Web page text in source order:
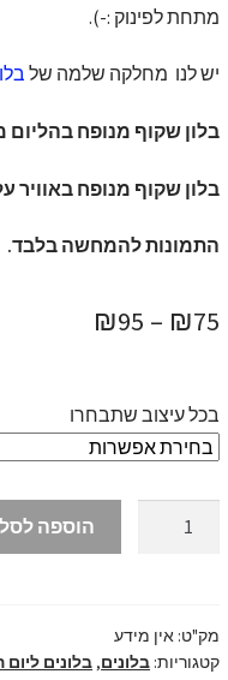
מתחת לפינוק :-).
יש לנו מחלקה שלמה של
בלון שקוף מנופח בהליום מחזיק 8
בלון שקוף מנופח באוויר
התמונות להמחשה בלבד.
₪75
–
₪95
עד
⁦₪95⁩
בכל עיצוב שתבחרו
עם
אורות
הוספה לסל
מק"ט: אין מידע
קטגוריות: בלונים, בלונים